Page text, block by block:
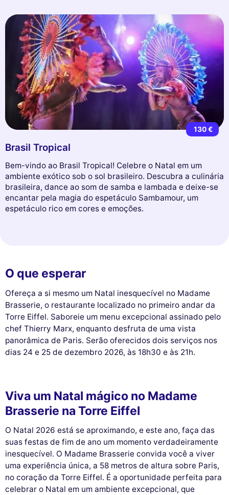
130 €
Brasil Tropical
Bem-vindo ao Brasil Tropical! Celebre o Natal em um
ambiente exótico sob o sol brasileiro. Descubra a culinária
brasileira, dance ao som de samba e lambada e deixe-se
encantar pela magia do espetáculo Sambamour, um
espetáculo rico em cores e emoções.
O que esperar
Ofereça a si mesmo um Natal inesquecível no Madame
Brasserie, o restaurante localizado no primeiro andar da
Torre Eiffel. Saboreie um menu excepcional assinado pelo
chef Thierry Marx, enquanto desfruta de uma vista
panorâmica de Paris. Serão oferecidos dois serviços nos
dias 24 e 25 de dezembro 2026, às 18h30 e às 21h.
Viva um Natal mágico no Madame
Brasserie na Torre Eiffel
O Natal 2026 está se aproximando, e este ano, faça das
suas festas de fim de ano um momento verdadeiramente
inesquecível. O Madame Brasserie convida você a viver
uma experiência única, a 58 metros de altura sobre Paris,
no coração da Torre Eiffel. É a oportunidade perfeita para
celebrar o Natal em um ambiente excepcional, que